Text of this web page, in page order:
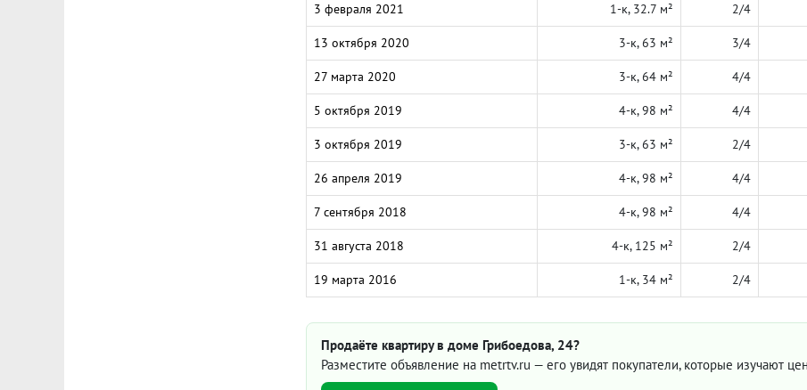
3 февраля 2021 1-к, 32.7 м² 2/4
13 октября 2020 3-к, 63 м² 3/4
27 марта 2020 3-к, 64 м² 4/4
5 октября 2019 4-к, 98 м² 4/4
3 октября 2019 3-к, 63 м² 2/4
26 апреля 2019 4-к, 98 м² 4/4
7 сентября 2018 4-к, 98 м² 4/4
31 августа 2018 4-к, 125 м² 2/4
19 марта 2016 1-к, 34 м² 2/4
Продаёте квартиру в доме Грибоедова, 24?
Разместите объявление на metrtv.ru — его увидят покупатели, которые изучают